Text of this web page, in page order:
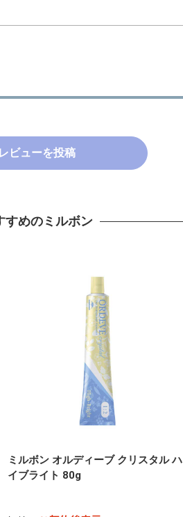
レビューを投稿
すめのミルボン
ミルボン オルディーブ クリスタル ハ
イブライト 80g